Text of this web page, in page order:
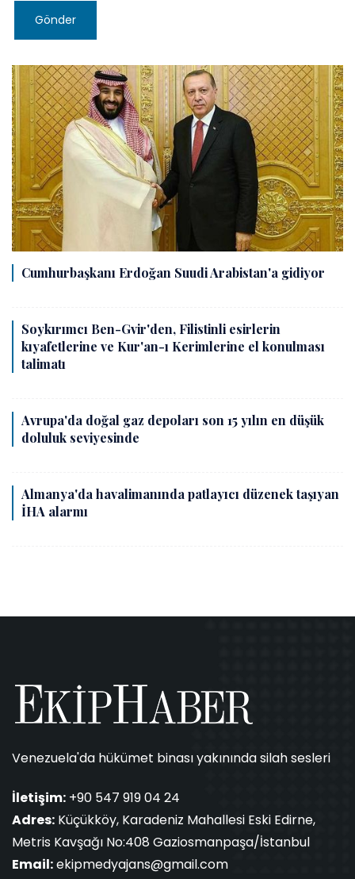
Gönder
Cumhurbaşkanı Erdoğan Suudi Arabistan'a gidiyor
Soykırımcı Ben-Gvir'den, Filistinli esirlerin
kıyafetlerine ve Kur'an-ı Kerimlerine el konulması
talimatı
Avrupa'da doğal gaz depoları son 15 yılın en düşük
doluluk seviyesinde
Almanya'da havalimanında patlayıcı düzenek taşıyan
İHA alarmı
Venezuela'da hükümet binası yakınında silah sesleri
İletişim: +90 547 919 04 24
Adres: Küçükköy, Karadeniz Mahallesi Eski Edirne,
Metris Kavşağı No:408 Gaziosmanpaşa/İstanbul
Email:ekipmedyajans@gmail.com